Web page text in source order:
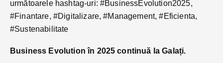
următoarele hashtag-uri: #BusinessEvolution2025,
#Finantare, #Digitalizare, #Management, #Eficienta,
#Sustenabilitate
Business Evolution în 2025 continuă la Galați.